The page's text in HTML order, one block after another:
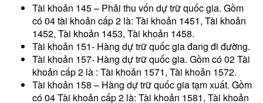
Tài khoản 145 – Phải thu vốn dự trữ quốc gia. Gồm
có 04 tài khoản cấp 2 là: Tài khoản 1451, Tài khoản
1452, Tài khoản 1453, Tài khoản 1458.
Tài khoản 151- Hàng dự trữ quốc gia đang đi đường.
Tài khoản 157- Hàng dự trữ quốc gia. Gồm có 02 Tài
khoản cấp 2 là : Tài khoản 1571, Tài khoản 1572.
Tài khoản 158 – Hàng dự trữ quốc gia tạm xuất. Gồm
có 04 Tài khoản cấp 2 là: Tài khoản 1581, Tài khoản